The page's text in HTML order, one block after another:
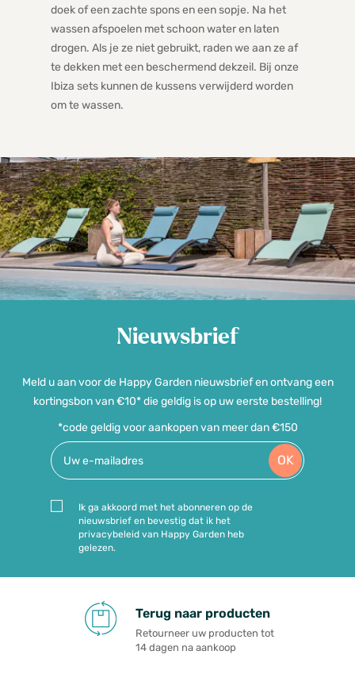
doek of een zachte spons en een sopje. Na het
wassen afspoelen met schoon water en laten
drogen. Als je ze niet gebruikt, raden we aan ze af
te dekken met een beschermend dekzeil. Bij onze
Ibiza sets kunnen de kussens verwijderd worden
om te wassen.
Nieuwsbrief
Meld u aan voor de Happy Garden nieuwsbrief en ontvang een
kortingsbon van €10* die geldig is op uw eerste bestelling!
*code geldig voor aankopen van meer dan €150
OK
Ik ga akkoord met het abonneren op de
nieuwsbrief en bevestig dat ik het
privacybeleid van Happy Garden heb
gelezen.
Terug naar producten
Retourneer uw producten tot
14 dagen na aankoop